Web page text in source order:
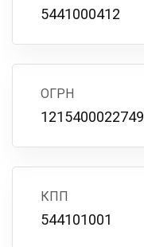
5441000412
ОГРН
1215400022749
КПП
544101001